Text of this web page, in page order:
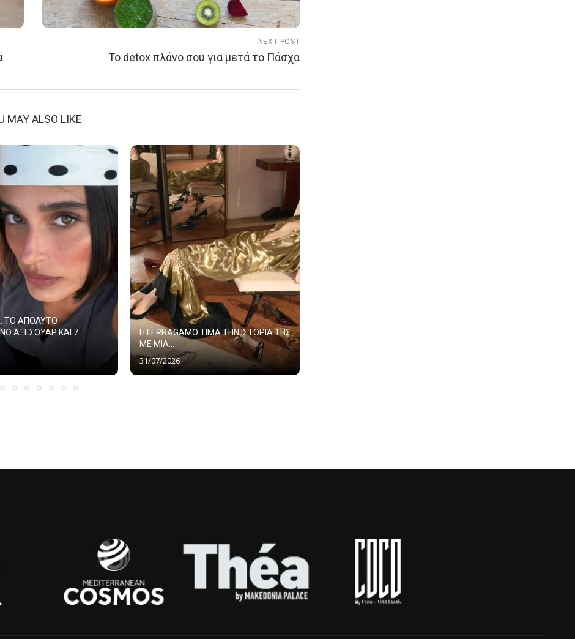
NEXT POST
Το detox πλάνο σου για μετά το Πάσχα
MAY ALSO LIKE
ΤΟ ΑΠΟΛΥΤΟ
ΑΞΕΣΟΥΑΡ ΚΑΙ 7
Η FERRAGAMO ΤΙΜΑ ΤΗΝ ΙΣΤΟΡΙΑ ΤΗΣ
ΜΕ ΜΙΑ...
31/07/2026